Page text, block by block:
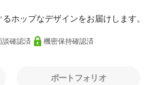
ホップなデザインをお届けします。
談確認済 機密保持確認済
ポートフォリオ